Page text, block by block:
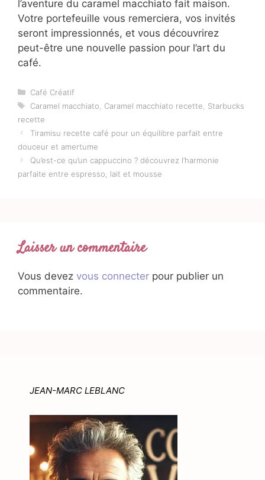
l’aventure du caramel macchiato fait maison.
Votre portefeuille vous remerciera, vos invités
seront impressionnés, et vous découvrirez
peut-être une nouvelle passion pour l’art du
café.
Catégories
Café Créatif
Étiquettes
Caramel macchiato Caramel macchiato recette
Starbucks
recette
Tiramisu recette café pour un équilibre parfait entre
douceur et amertume
Qu’est-ce qu’un cappuccino ? découvrez l’harmonie
parfaite entre espresso, lait et mousse
Laisser un commentaire
Vous devez vous connecter pour publier un
commentaire.
JEAN-MARC LEBLANC